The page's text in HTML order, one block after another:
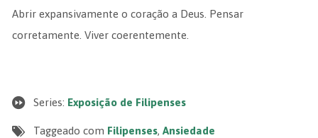
Abrir expansivamente o coração a Deus. Pensar
corretamente. Viver coerentemente.
Series: Exposição de Filipenses
Taggeado com Filipenses, Ansiedade